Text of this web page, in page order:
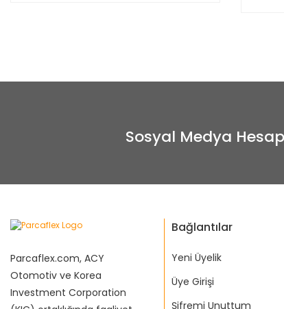
Sosyal Medya
Parcaflex.com, ACY
Otomotiv ve Korea
Investment Corporation
Bağlantılar
Yeni Üyelik
Üye Girişi
Şifremi Unuttum